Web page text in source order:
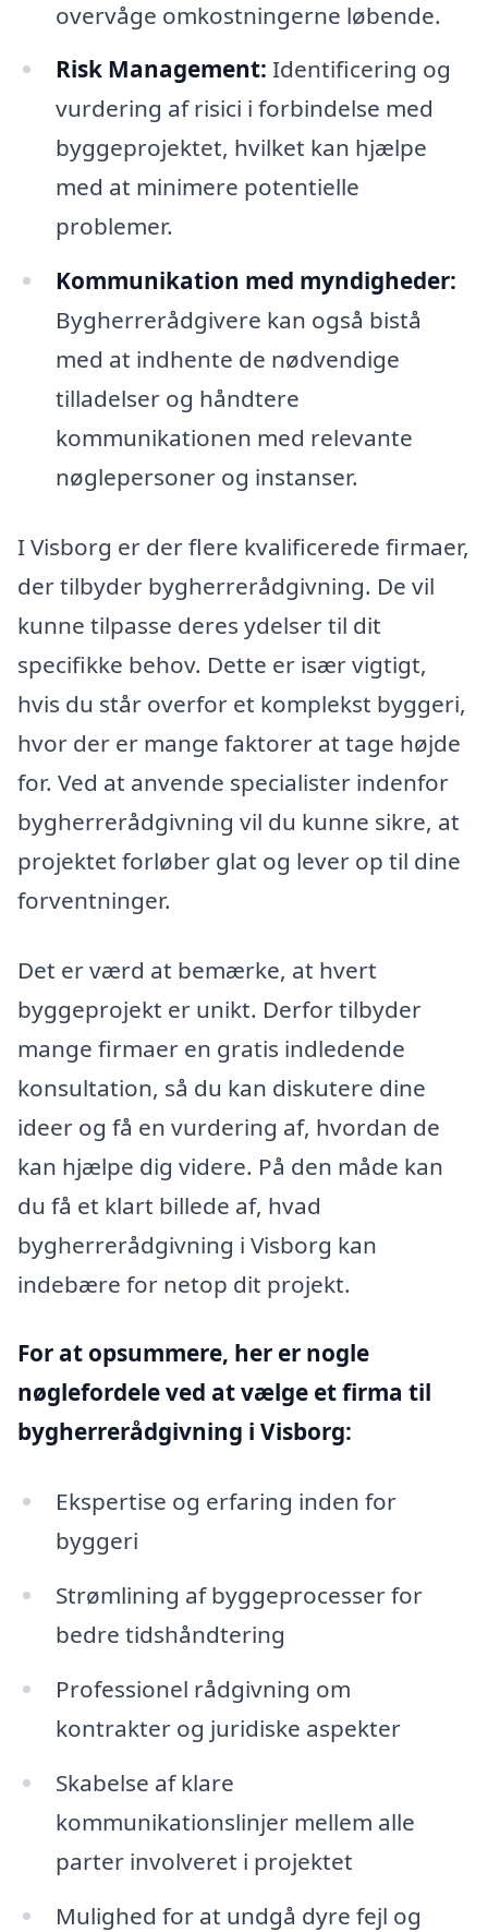
overvåge omkostningerne løbende.
Risk Management: Identificering og
vurdering af risici i forbindelse med
byggeprojektet, hvilket kan hjælpe
med at minimere potentielle
problemer.
Kommunikation med myndigheder:
Bygherrerådgivere kan også bistå
med at indhente de nødvendige
tilladelser og håndtere
kommunikationen med relevante
nøglepersoner og instanser.
I Visborg er der flere kvalificerede firmaer,
der tilbyder bygherrerådgivning. De vil
kunne tilpasse deres ydelser til dit
specifikke behov. Dette er især vigtigt,
hvis du står overfor et komplekst byggeri,
hvor der er mange faktorer at tage højde
for. Ved at anvende specialister indenfor
bygherrerådgivning vil du kunne sikre, at
projektet forløber glat og lever op til dine
forventninger.
Det er værd at bemærke, at hvert
byggeprojekt er unikt. Derfor tilbyder
mange firmaer en gratis indledende
konsultation, så du kan diskutere dine
ideer og få en vurdering af, hvordan de
kan hjælpe dig videre. På den måde kan
du få et klart billede af, hvad
bygherrerådgivning i Visborg kan
indebære for netop dit projekt.
For at opsummere, her er nogle
nøglefordele ved at vælge et firma til
bygherrerådgivning i Visborg:
Ekspertise og erfaring inden for
byggeri
Strømlining af byggeprocesser for
bedre tidshåndtering
Professionel rådgivning om
kontrakter og juridiske aspekter
Skabelse af klare
kommunikationslinjer mellem alle
parter involveret i projektet
Mulighed for at undgå dyre fejl og